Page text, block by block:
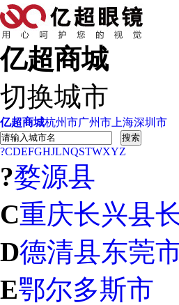
亿超商城
切换城市
亿超商城杭州市广州市 上海深圳市
搜索
?CDEFGHJLNQSTWXYZ
?婺源县
C重庆长兴县
D德清县东莞
E鄂尔多斯市